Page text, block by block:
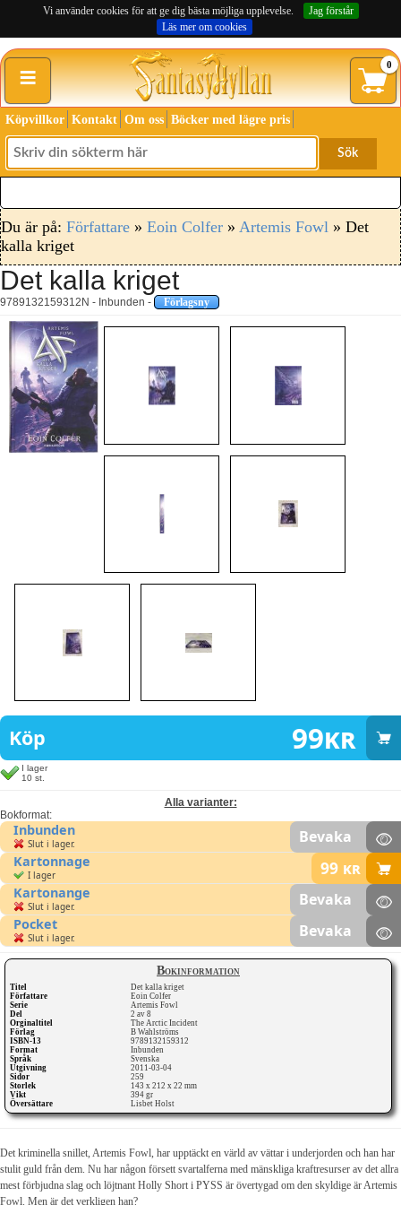
Vi använder cookies för att ge dig bästa möjliga upplevelse.
Jag förstår
Läs mer om cookies
≡ 0
Köpvillkor Kontakt Om oss Böcker med lägre pris
Sök
Du är på: Författare » Eoin Colfer » Artemis Fowl » Det
kalla kriget
Det kalla kriget
9789132159312N - Inbunden - Förlagsny
Bokinformation
Titel
Det kalla kriget
Författare
Eoin Colfer
Serie
Artemis Fowl
Del
2 av 8
Orginaltitel
The Arctic Incident
Förlag
B Wahlströms
ISBN-13
9789132159312
Format
Inbunden
Språk
Svenska
Utgivning
2011-03-04
Sidor
259
Storlek
143 x 212 x 22 mm
Vikt
394 gr
Översättare
Lisbet Holst
Köp 99kr
I lager
10 st.
Alla varianter:
Bokformat:
Inbunden
Slut i lager. Bevaka
Kartonnage
I lager 99 kr
Kartonange
Slut i lager. Bevaka
Pocket
Slut i lager. Bevaka
Det kriminella snillet, Artemis Fowl, har upptäckt en värld av vättar i underjorden och han har
stulit guld från dem. Nu har någon försett svartalferna med mänskliga kraftresurser av det allra
mest förbjudna slag och löjtnant Holly Short i PYSS är övertygad om den skyldige är Artemis
Fowl. Men är det verkligen han?